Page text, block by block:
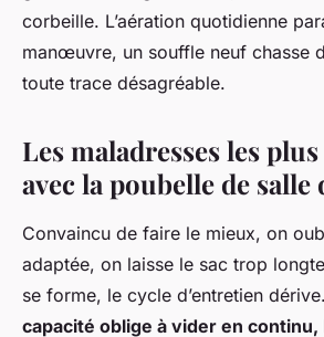
corbeille. L’aération quotidienne
manœuvre, un souffle neuf chasse
toute trace désagréable.
Les maladresses les
avec la poubelle de salle
Convaincu de faire le mieux, on
adaptée, on laisse le sac trop
se forme, le cycle d’entretien dérive.
capacité oblige à vider en continu,